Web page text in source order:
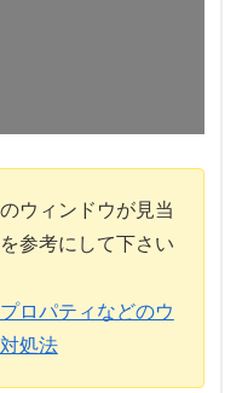
ウィンドウが見当
参考にして下さい
ロパティなどのウ
処法